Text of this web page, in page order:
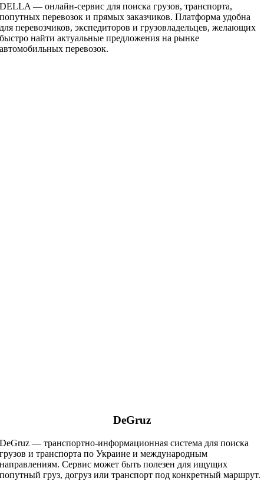
DELLA — онлайн-сервис для поиска грузов, транспорта,
попутных перевозок и прямых заказчиков. Платформа удобна
для перевозчиков, экспедиторов и грузовладельцев, желающих
быстро найти актуальные предложения на рынке
автомобильных перевозок.
DeGruz
DeGruz — транспортно-информационная система для поиска
грузов и транспорта по Украине и международным
направлениям. Сервис может быть полезен для ищущих
попутный груз, догруз или транспорт под конкретный маршрут.